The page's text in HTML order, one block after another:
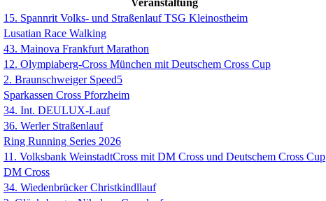
15. Spannrit Volks- und Straßenlauf TSG Kleinostheim
Lusatian Race Walking
43. Mainova Frankfurt Marathon
12. Olympiaberg-Cross München mit Deutschem Cross Cup
2. Braunschweiger Speed5
Sparkassen Cross Pforzheim
34. Int. DEULUX-Lauf
36. Werler Straßenlauf
Ring Running Series 2026
11. Volksbank WeinstadtCross mit DM Cross und Deutschem Cross Cup
DM Cross
34. Wiedenbrücker Christkindllauf